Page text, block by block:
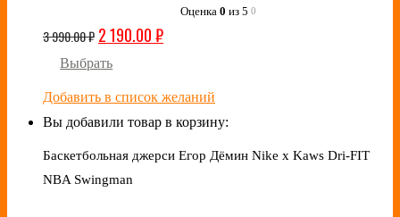
Оценка 0 из 5 0
3 990.00₽ 2 190.00₽
Выбрать
Добавить в список желаний
Вы добавили товар в корзину:
Баскетбольная джерси Егор Дёмин Nike x Kaws Dri-FIT
NBA Swingman